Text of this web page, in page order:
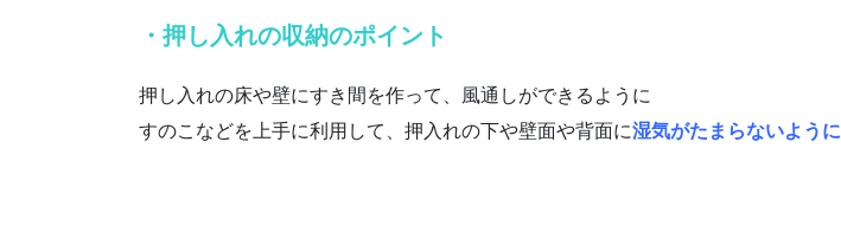
・押し入れの収納のポイント
押し入れの床や壁にすき間を作って、風通しができるように
すのこなどを上手に利用して、押入れの下や壁面や背面に湿気がたまらないように